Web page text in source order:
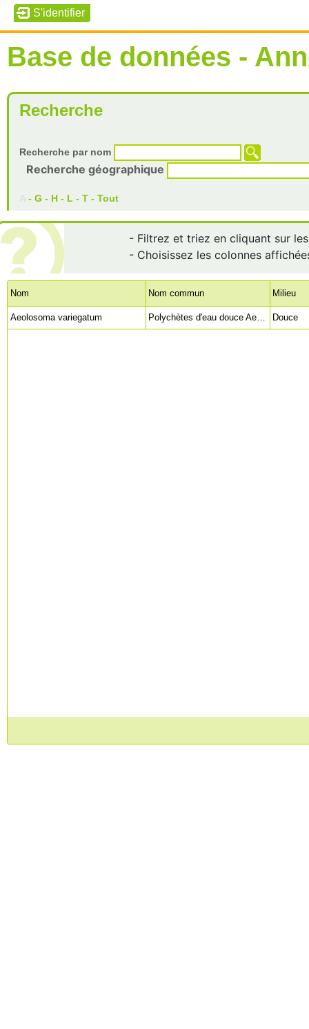
Base de données -
Recherche
Recherche par nom
Recherche géographique
- G - H- L - T- Tout
- Filtrez et triez en cliquant sur
- Choisissez les colonnes
Nom Nom commun Milieu
Aeolosoma variegatum Polychètes d'eau douce Aeolosome variable suction-feeding worms (en) Douce